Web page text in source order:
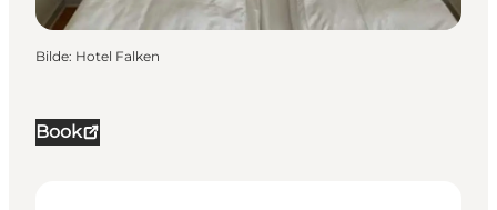
Book
Bilde: Hotel Falken